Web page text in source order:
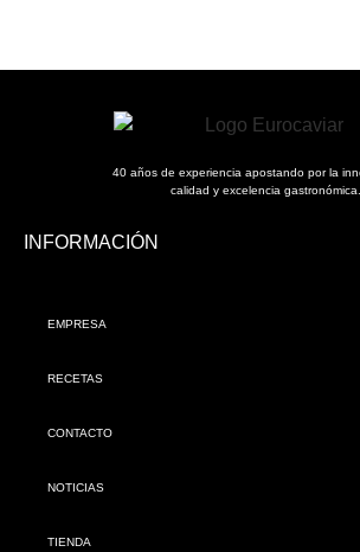
40 años de experiencia apostando por la
calidad y excelencia gastronómica.
INFORMACIÓN
EMPRESA
RECETAS
CONTACTO
NOTICIAS
TIENDA